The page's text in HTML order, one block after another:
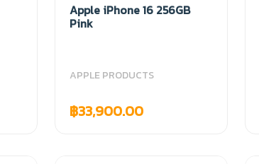
Apple iPhone 16 256GB
Pink
APPLE PRODUCTS
฿33,900.00